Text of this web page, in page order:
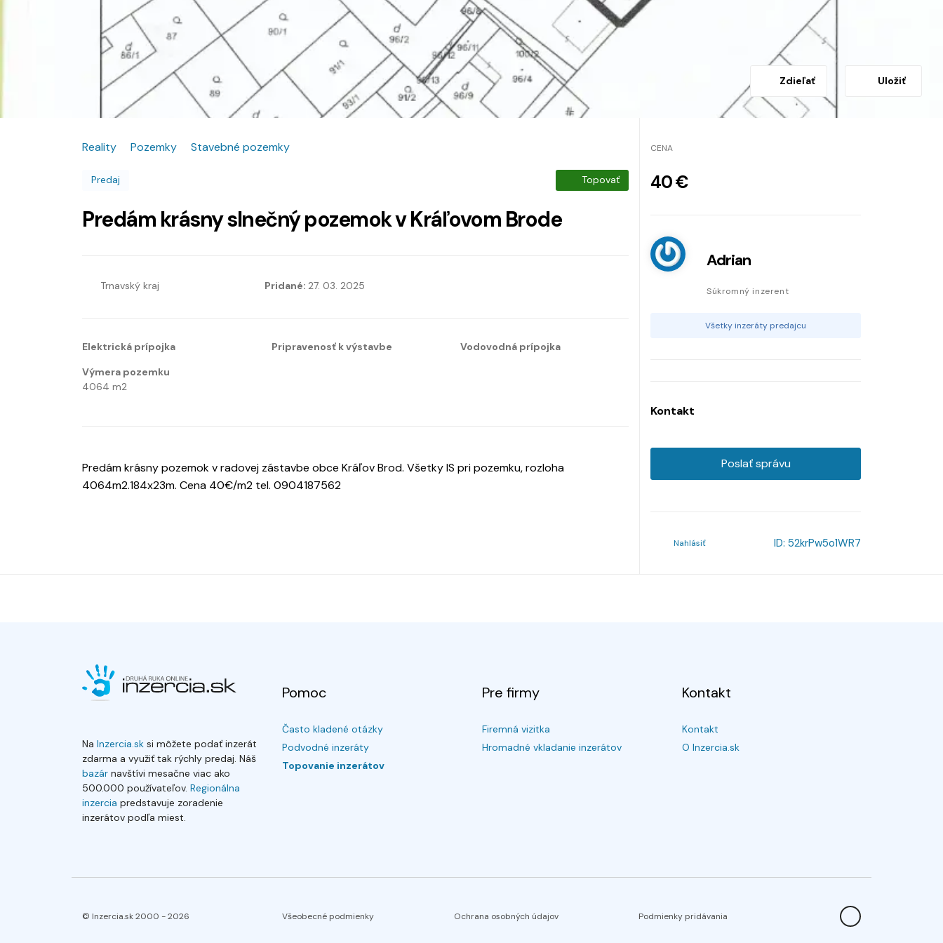
Zdieľať Uložiť
Reality Pozemky Stavebné pozemky
Predaj Topovať
Predám krásny slnečný pozemok v Kráľovom Brode
Trnavský kraj Pridané: 27. 03. 2025
Elektrická prípojka Pripravenosť k výstavbe
Vodovodná prípojka
Výmera pozemku
4064 m2
Predám krásny pozemok v radovej zástavbe obce Kráľov Brod. Všetky IS pri pozemku, rozloha
4064m2.184x23m. Cena 40€/m2 tel. 0904187562
CENA
40 €
Adrian
Súkromný inzerent
Všetky inzeráty predajcu
Kontakt
Poslať správu
Nahlásiť ID: 52krPw5o1WR7
Na Inzercia.sk si môžete podať inzerát
zdarma a využiť tak rýchly predaj. Náš
bazár navštívi mesačne viac ako
500.000 používateľov. Regionálna
inzercia predstavuje zoradenie
inzerátov podľa miest.
Pomoc
Často kladené otázky
Podvodné inzeráty
Topovanie inzerátov
Pre firmy
Firemná vizitka
Hromadné vkladanie inzerátov
Kontakt
Kontakt
O Inzercia.sk
© Inzercia.sk 2000 -2026 Všeobecné podmienky Ochrana osobných údajov Podmienky pridávania